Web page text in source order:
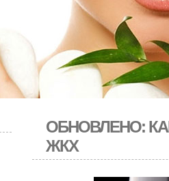
ОБНОВЛЕНО:
ЖКХ